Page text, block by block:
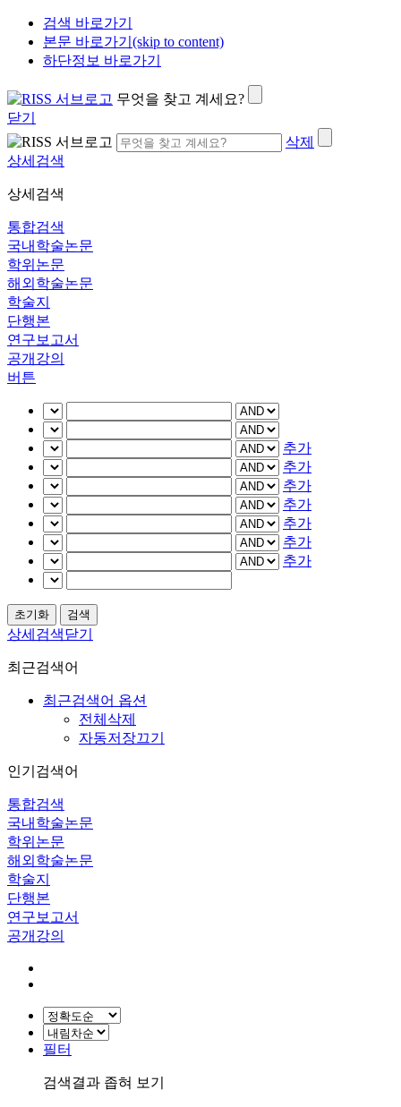
검색 바로가기
본문 바로가기(skip to content)
하단정보 바로가기
무엇을 찾고 계세요?
닫기
삭제
상세검색
상세검색
통합검색
국내학술논문
학위논문
해외학술논문
학술지
단행본
연구보고서
공개강의
버튼
추가
추가
추가
추가
추가
추가
추가
상세검색닫기
최근검색어
최근검색어 옵션
전체삭제
자동저장끄기
인기검색어
통합검색
국내학술논문
학위논문
해외학술논문
학술지
단행본
연구보고서
공개강의
필터
검색결과 좁혀 보기